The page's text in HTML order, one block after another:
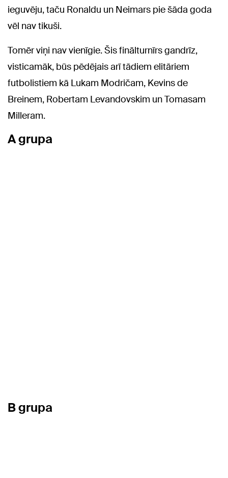
ieguvēju, taču Ronaldu un Neimars pie šāda goda
vēl nav tikuši.
Tomēr viņi nav vienīgie. Šis finālturnīrs gandrīz,
visticamāk, būs pēdējais arī tādiem elitāriem
futbolistiem kā Lukam Modričam, Kevins de
Breinem, Robertam Levandovskim un Tomasam
Milleram.
A grupa
B grupa